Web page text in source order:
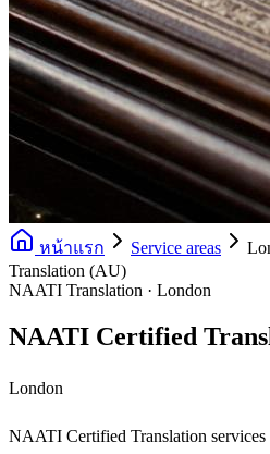
หน้าแรก Service areas
Translation (AU)
NAATI Translation · London
NAATI Certified
London
NAATI Certified Translation